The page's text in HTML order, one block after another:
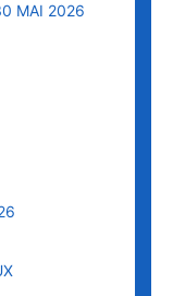
MAI 2026